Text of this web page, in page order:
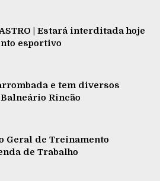
| Estará interditada hoje
esportivo
e tem diversos
Rincão
Geral de Treinamento
de Trabalho